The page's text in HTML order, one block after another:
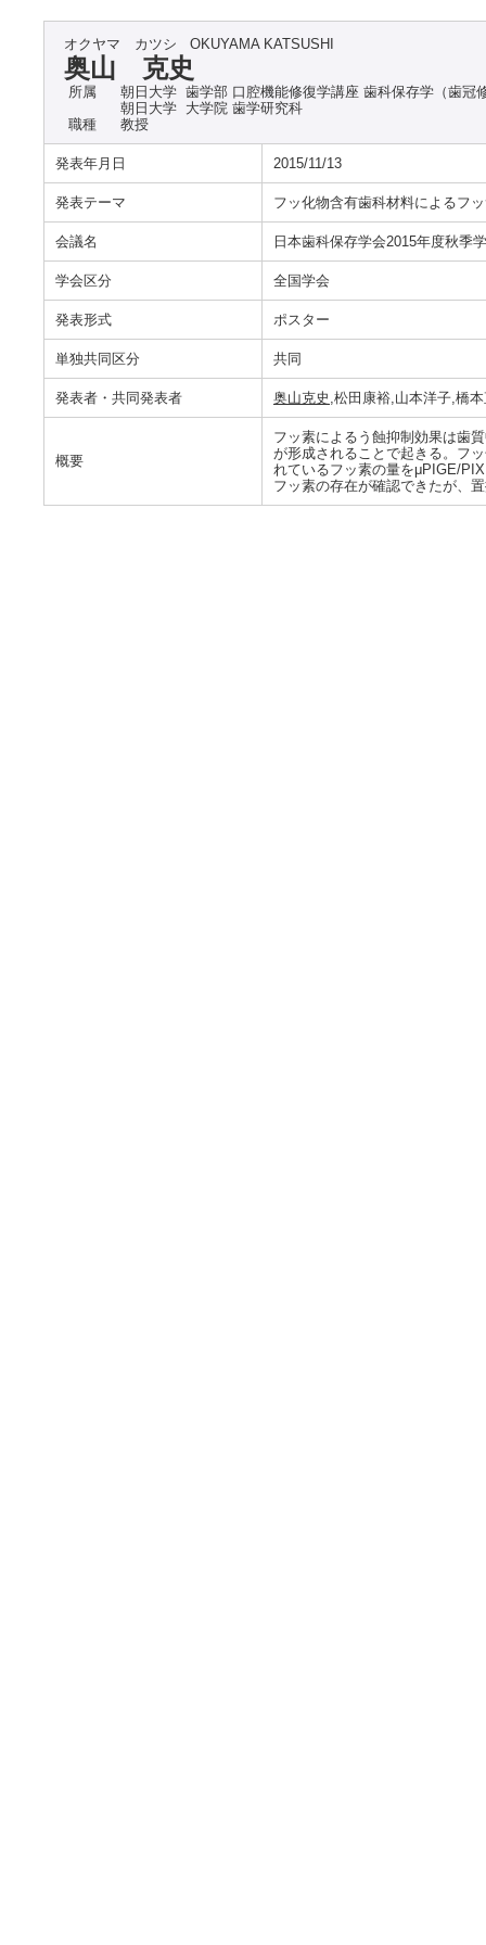
オクヤマ カツシ OKUYAMA KATSUSHI
奥山 克史
所属
朝日大学 歯学部 口腔機能修復学講座 歯科保存学（歯冠
朝日大学 大学院 歯学研究科
職種
教授
発表年月日 2015/11/13
発表テーマ フッ化物含有歯科材料によるフ
会議名 日本歯科保存学会2015年度秋季
学会区分 全国学会
発表形式 ポスター
単独共同区分 共同
発表者・共同発表者 奥山克史 ,松田康裕,山本洋子,橋
概要
フッ素によるう蝕抑制効果は歯
が形成されることで起きる。フ
れているフッ素の量をμPIGE/
フッ素の存在が確認できたが、